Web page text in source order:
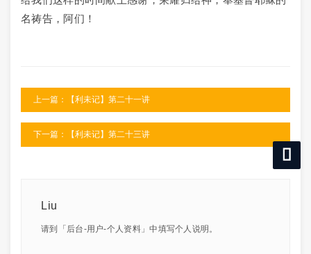
名祷告，阿们！
上一篇：【利未记】第二十一讲
下一篇：【利未记】第二十三讲
Liu
请到「后台-用户-个人资料」中填写个人说明。